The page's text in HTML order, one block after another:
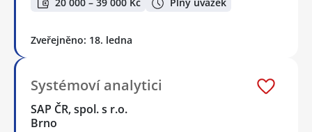
Zveřejněno: 18. ledna
Systémoví analytici
SAP ČR, spol. s r.o.
Brno